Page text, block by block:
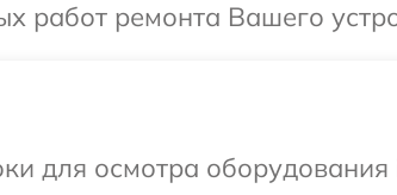
работ ремонта Вашего
для осмотра